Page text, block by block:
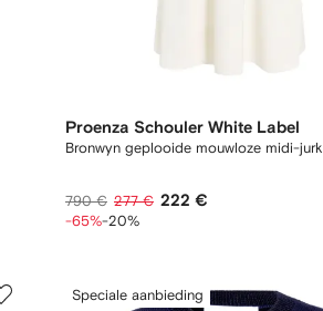
Proenza Schouler White Label
Bronwyn geplooide mouwloze midi-jurk
790 € 277 € 222 €
-65%-20%
Speciale aanbieding